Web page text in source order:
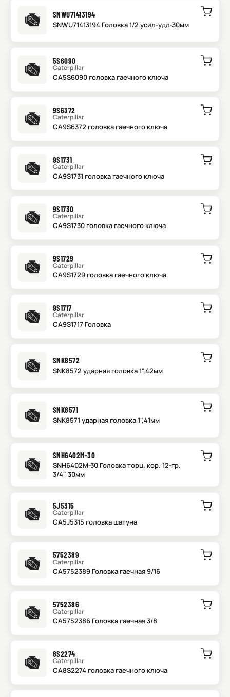
SNWU71413194
SNWU71413194 Головка 1/2 усил-удл-30мм
5S6090
Caterpillar
CA5S6090 головка гаечного ключа
9S6372
Caterpillar
CA9S6372 головка гаечного ключа
9S1731
Caterpillar
CA9S1731 головка гаечного ключа
9S1730
Caterpillar
CA9S1730 головка гаечного ключа
9S1729
Caterpillar
CA9S1729 головка гаечного ключа
9S1717
Caterpillar
CA9S1717 Головка
SNK8572
SNK8572 ударная головка 1",42мм
SNK8571
SNK8571 ударная головка 1",41мм
SNH6402M-30
SNH6402M-30 Головка торц. кор. 12-гр.
3/4" 30мм
5J5315
Caterpillar
CA5J5315 головка шатуна
5752389
Caterpillar
CA5752389 Головка гаечная 9/16
5752386
Caterpillar
CA5752386 Головка гаечная 3/8
8S2274
Caterpillar
CA8S2274 головка гаечного ключа